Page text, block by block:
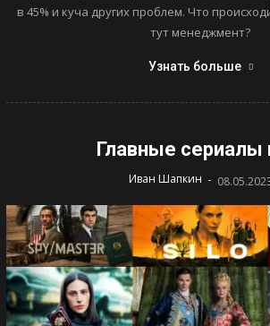
в 45% и куча других проблем. Что
тут менеджмент?
Узнать больше
Главные сериалы
Иван Шапкин -